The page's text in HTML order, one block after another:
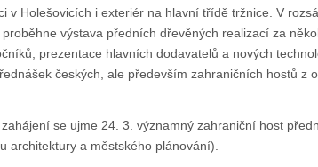
v Holešovicích i exteriér na hlavní třídě tržnice. V
výstava předních dřevěných realizací za
prezentace hlavních dodavatelů a nových
českých, ale především zahraničních hostů z
se ujme 24. 3. významný zahraniční host
architektury a městského plánování).